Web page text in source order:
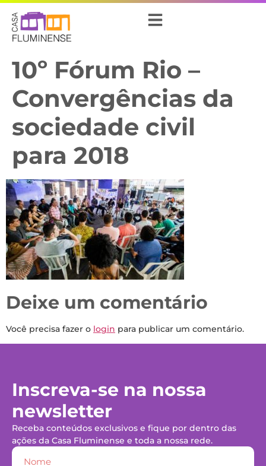
10º Fórum Rio –
Convergências da
sociedade civil
para 2018
Deixe um comentário
Você precisa fazer o login para publicar um comentário.
Inscreva-se na nossa
newsletter
Receba conteúdos exclusivos e fique por dentro das
ações da Casa Fluminense e toda a nossa rede.